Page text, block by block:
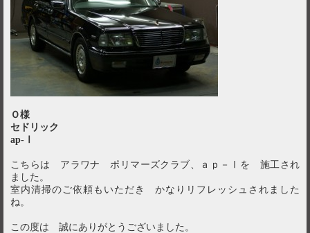
Ｏ様
セドリック
ap-Ⅰ
こちらは アラワナ ポリマーズクラブ、ａｐ－Ⅰを 施工され
ました。
室内清掃のご依頼もいただき かなりリフレッシュされました
ね。
この度は 誠にありがとうございました。